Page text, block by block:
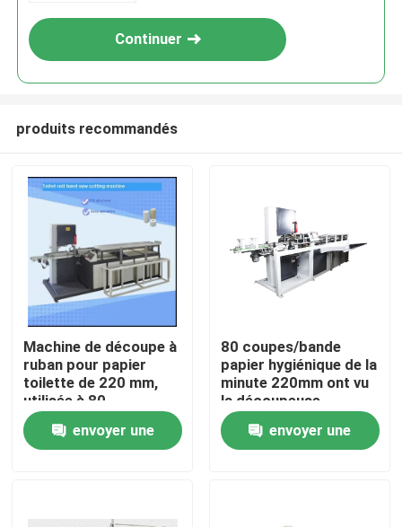
À la maison
Produits
Continuer
produits recommandés
Machine de découpe à
ruban pour papier
toilette de 220 mm,
utilisée à 80
coupes/min
envoyer une
80 coupes/bande
papier hygiénique de la
minute 220mm ont vu
la découpeuse
envoyer une